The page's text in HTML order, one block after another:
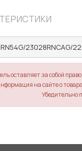
23028RNCAG/
оставляет за собой
на сайте о
Убедительно